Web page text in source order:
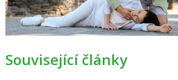
Související články